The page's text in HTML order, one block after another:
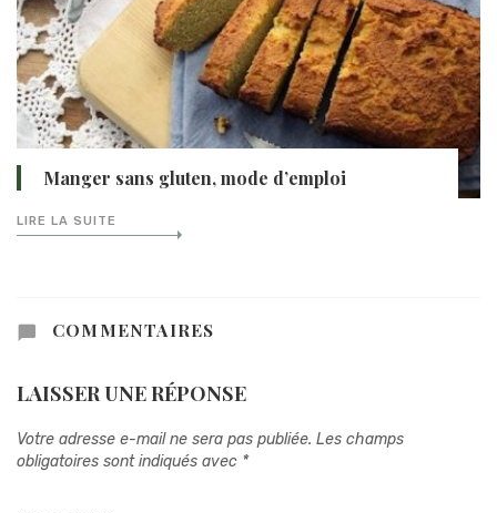
Manger sans gluten, mode d’emploi
LIRE LA SUITE
COMMENTAIRES
LAISSER UNE RÉPONSE
Votre adresse e-mail ne sera pas publiée. Les champs
obligatoires sont indiqués avec *